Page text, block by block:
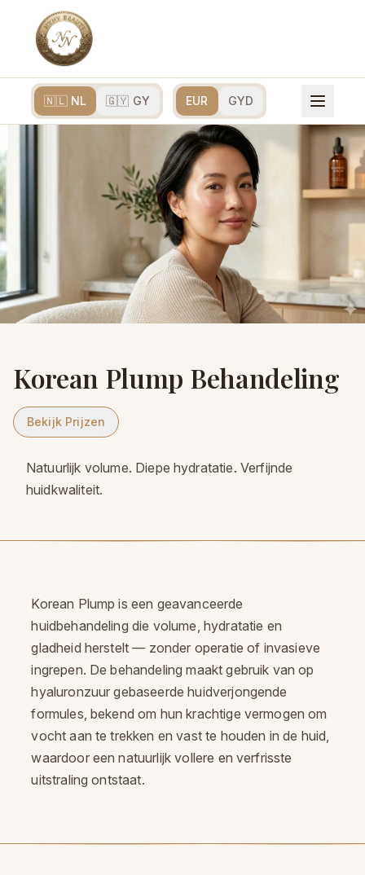
🇳🇱 NL 🇬🇾 GY EUR GYD
Korean Plump Behandeling
Bekijk Prijzen
Natuurlijk volume. Diepe hydratatie. Verfijnde
huidkwaliteit.
Korean Plump is een geavanceerde
huidbehandeling die volume, hydratatie en
gladheid herstelt — zonder operatie of invasieve
ingrepen. De behandeling maakt gebruik van op
hyaluronzuur gebaseerde huidverjongende
formules, bekend om hun krachtige vermogen om
vocht aan te trekken en vast te houden in de huid,
waardoor een natuurlijk vollere en verfrisste
uitstraling ontstaat.